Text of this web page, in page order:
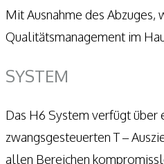
Mit Ausnahme des
Qualitätsmanagement im
SYSTEM
Das H6 System verfügt über
zwangsgesteuerten T –
allen Bereichen